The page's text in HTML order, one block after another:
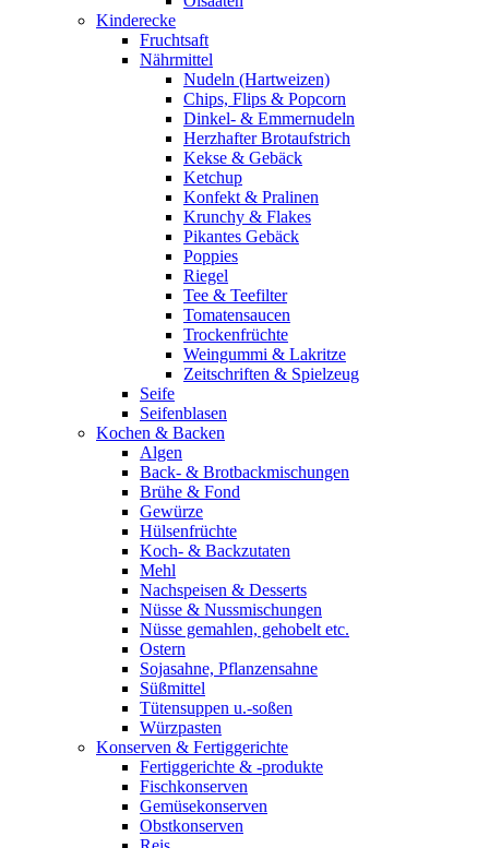
Kinderecke
Fruchtsaft
Nährmittel
Nudeln (Hartweizen)
Chips, Flips & Popcorn
Dinkel- & Emmernudeln
Herzhafter Brotaufstrich
Kekse & Gebäck
Ketchup
Konfekt & Pralinen
Krunchy & Flakes
Pikantes Gebäck
Poppies
Riegel
Tee & Teefilter
Tomatensaucen
Trockenfrüchte
Weingummi & Lakritze
Zeitschriften & Spielzeug
Seife
Seifenblasen
Kochen & Backen
Algen
Back- & Brotbackmischungen
Brühe & Fond
Gewürze
Hülsenfrüchte
Koch- & Backzutaten
Mehl
Nachspeisen & Desserts
Nüsse & Nussmischungen
Nüsse gemahlen, gehobelt etc.
Ostern
Sojasahne, Pflanzensahne
Süßmittel
Tütensuppen u.-soßen
Würzpasten
Konserven & Fertiggerichte
Fertiggerichte & -produkte
Fischkonserven
Gemüsekonserven
Obstkonserven